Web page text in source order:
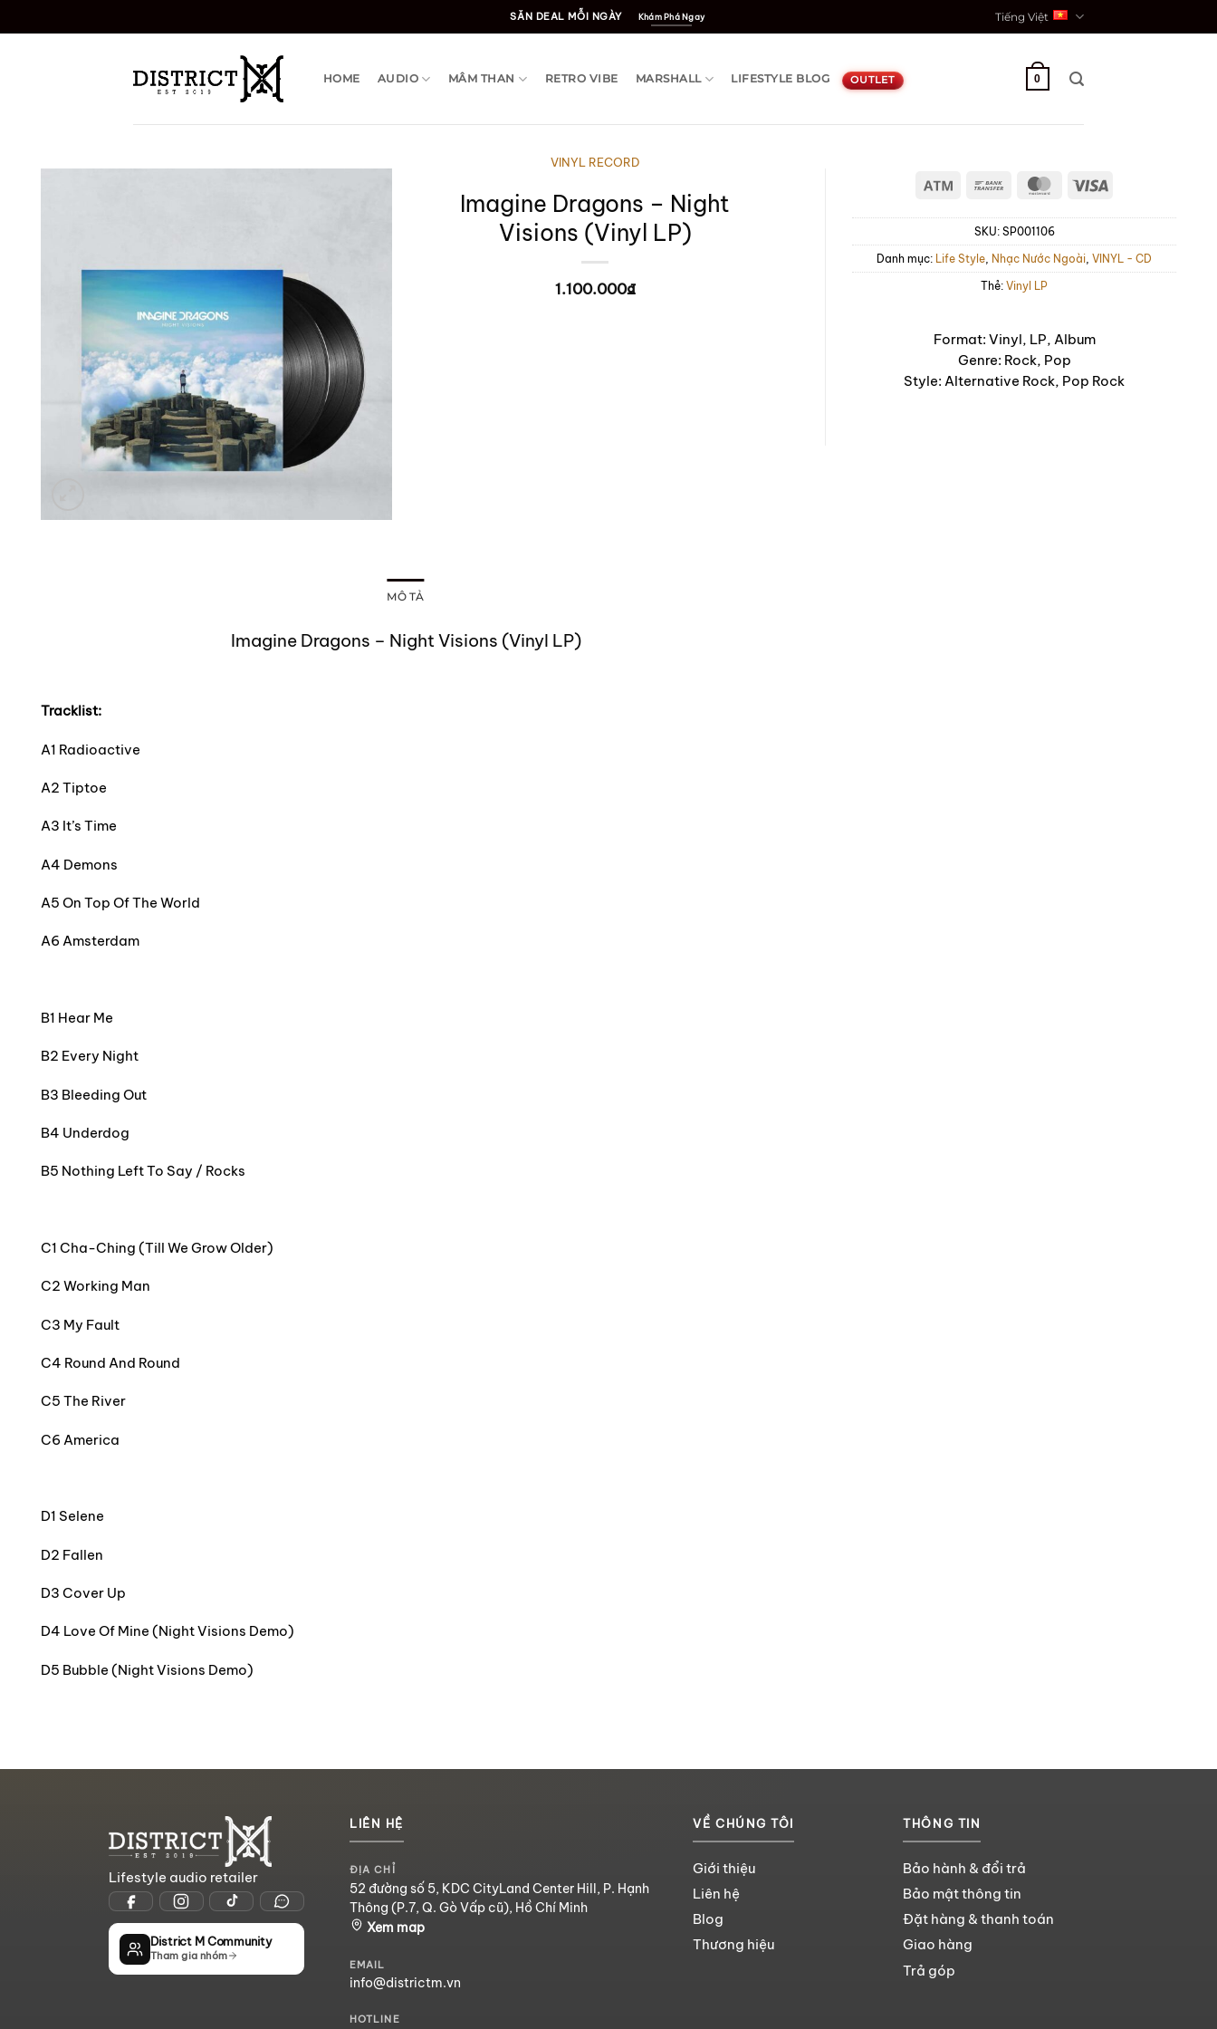
qua
SĂN DEAL MỖI NGÀY Khám Phá Ngay Tiếng Việt
HOME AUDIO MÂM THAN RETRO VIBE MARSHALL LIFESTYLE BLOG OUTLET 0
VINYL RECORD
Imagine Dragons – Night
Visions (Vinyl LP)
1.100.000₫
MÔ TẢ
Imagine Dragons – Night Visions (Vinyl LP)
Tracklist:
A1 Radioactive
A2 Tiptoe
A3 It’s Time
A4 Demons
A5 On Top Of The World
A6 Amsterdam
B1 Hear Me
B2 Every Night
B3 Bleeding Out
B4 Underdog
B5 Nothing Left To Say / Rocks
C1 Cha-Ching (Till We Grow Older)
C2 Working Man
C3 My Fault
C4 Round And Round
C5 The River
C6 America
D1 Selene
D2 Fallen
D3 Cover Up
D4 Love Of Mine (Night Visions Demo)
D5 Bubble (Night Visions Demo)
Atm
Bank
MasterCard
SKU: SP001106
Danh mục: Life Style Nhạc Nước Ngoài VINYL - CD
Thẻ: Vinyl LP
Format: Vinyl, LP, Album
Genre: Rock, Pop
Style: Alternative Rock, Pop Rock
Lifestyle audio retailer
District M Community
Tham gia nhóm
LIÊN HỆ
ĐỊA CHỈ
52 đường số 5, KDC CityLand Center Hill, P. Hạnh
Thông (P.7, Q. Gò Vấp cũ), Hồ Chí Minh
Xem map
EMAIL
info@districtm.vn
HOTLINE
VỀ CHÚNG TÔI
Giới thiệu
Liên hệ
Blog
Thương hiệu
THÔNG TIN
Bảo hành & đổi trả
Bảo mật thông tin
Đặt hàng & thanh toán
Giao hàng
Trả góp